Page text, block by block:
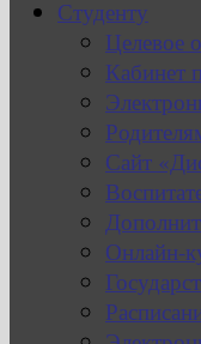
Студенту
Целевое
Кабинет
Сайт
Онлайн-